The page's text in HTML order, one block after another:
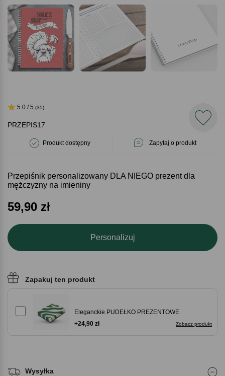
PRZEPIS17
Produkt dostępny Zapytaj o produkt
5.0 / 5 (35)
Przepiśnik personalizowany DLA NIEGO prezent dla
mężczyzny na imieniny
59,90 zł
Personalizuj
Zapakuj ten produkt
Eleganckie PUDEŁKO PREZENTOWE
Zobacz produkt
+24,90 zł
Wysyłka